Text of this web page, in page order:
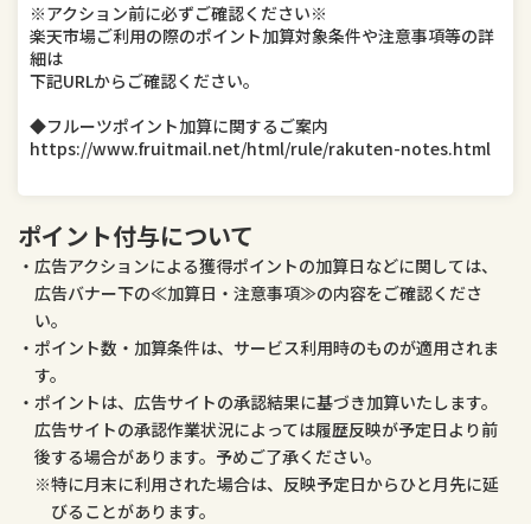
楽器・音響機器 車用品・バイク用品
美容・コスメ・香水
医薬品・コンタクト・介護 ペット・ペットグッズ
※アクション前に必ずご確認ください※
楽天市場ご利用の際のポイント加算対象条件や注意事項等の詳
細は
下記URLからご確認ください。
◆フルーツポイント加算に関するご案内
https://www.fruitmail.net/html/rule/rakuten-notes.html
ポイント付与について
広告アクションによる獲得ポイントの加算日などに関しては、
広告バナー下の≪加算日・注意事項≫の内容をご確認くださ
い。
ポイント数・加算条件は、サービス利用時のものが適用されま
す。
ポイントは、広告サイトの承認結果に基づき加算いたします。
広告サイトの承認作業状況によっては履歴反映が予定日より前
後する場合があります。予めご了承ください。
特に月末に利用された場合は、反映予定日からひと月先に延
びることがあります。